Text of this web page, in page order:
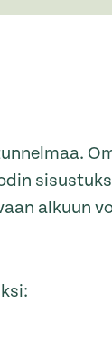
alkuun